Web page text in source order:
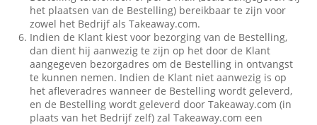
het plaatsen van de Bestelling) bereikbaar te zijn voor
zowel het Bedrijf als Takeaway.com.
Indien de Klant kiest voor bezorging van de Bestelling,
dan dient hij aanwezig te zijn op het door de Klant
aangegeven bezorgadres om de Bestelling in ontvangst
te kunnen nemen. Indien de Klant niet aanwezig is op
het afleveradres wanneer de Bestelling wordt geleverd,
en de Bestelling wordt geleverd door Takeaway.com (in
plaats van het Bedrijf zelf) zal Takeaway.com een